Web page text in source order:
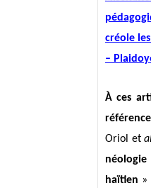
créole
–
À ces
Oriol et
haïtien »